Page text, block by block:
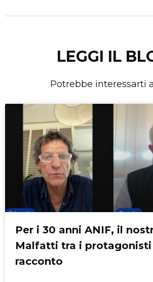
LEGGI IL
Potrebbe interessarti
Per i 30 anni ANIF, il
Malfatti tra i protagonisti
racconto